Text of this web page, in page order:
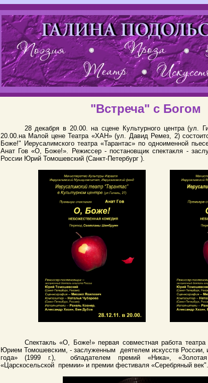
"Встреча" с Богом
28 декабря в 20.00. на сцене Культурного центра (ул.
20.00.на Малой цене Театра «ХАН» (ул. Давид Ремез, 2)
Боже!" Иерусалимского театра «Тарантас» по одноименной
Анат Гов «О, Боже!». Режиссер - постановщик спектакля -
России Юрий Томошевский (Санкт-Петербург ).
Спектакль «О, Боже!» первая совместная работа
Юрием Томошевским, - заслуженным
деятелем искусств
года» (1999 г.),
обладателем премий «Ника»,
«Царскосельской премии» и премии фестиваля «Серебряный век".